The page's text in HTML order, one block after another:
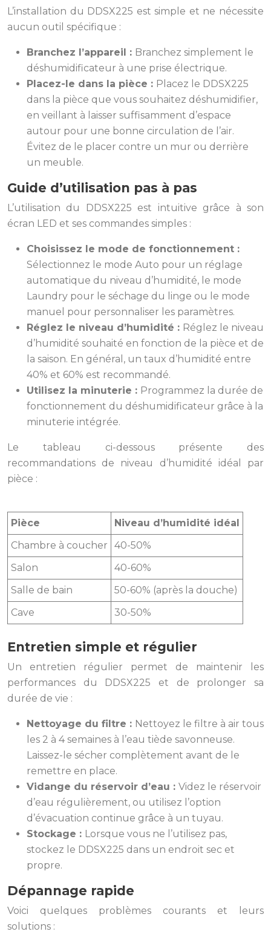
L’installation du DDSX225 est simple et ne nécessite
aucun outil spécifique :
Branchez l’appareil : Branchez simplement le
déshumidificateur à une prise électrique.
Placez-le dans la pièce : Placez le DDSX225
dans la pièce que vous souhaitez déshumidifier,
en veillant à laisser suffisamment d’espace
autour pour une bonne circulation de l’air.
Évitez de le placer contre un mur ou derrière
un meuble.
Guide d’utilisation pas à pas
L’utilisation du DDSX225 est intuitive grâce à son
écran LED et ses commandes simples :
Choisissez le mode de fonctionnement :
Sélectionnez le mode Auto pour un réglage
automatique du niveau d’humidité, le mode
Laundry pour le séchage du linge ou le mode
manuel pour personnaliser les paramètres.
Réglez le niveau d’humidité : Réglez le niveau
d’humidité souhaité en fonction de la pièce et de
la saison. En général, un taux d’humidité entre
40% et 60% est recommandé.
Utilisez la minuterie : Programmez la durée de
fonctionnement du déshumidificateur grâce à la
minuterie intégrée.
Le tableau ci-dessous présente des
recommandations de niveau d’humidité idéal par
pièce :
Pièce
Niveau d’humidité idéal
Chambre à coucher
40-50%
Salon
40-60%
Salle de bain
50-60% (après la douche)
Cave
30-50%
Entretien simple et régulier
Un entretien régulier permet de maintenir les
performances du DDSX225 et de prolonger sa
durée de vie :
Nettoyage du filtre : Nettoyez le filtre à air tous
les 2 à 4 semaines à l’eau tiède savonneuse.
Laissez-le sécher complètement avant de le
remettre en place.
Vidange du réservoir d’eau : Videz le réservoir
d’eau régulièrement, ou utilisez l’option
d’évacuation continue grâce à un tuyau.
Stockage : Lorsque vous ne l’utilisez pas,
stockez le DDSX225 dans un endroit sec et
propre.
Dépannage rapide
Voici quelques problèmes courants et leurs
solutions :